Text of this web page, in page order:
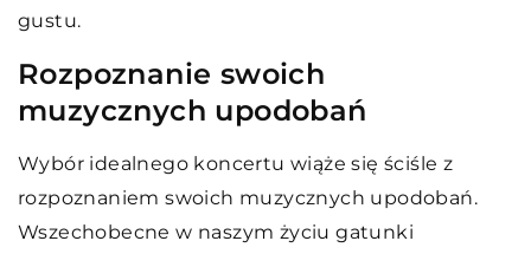
gustu.
Rozpoznanie swoich
muzycznych upodobań
Wybór idealnego koncertu wiąże się ściśle z
rozpoznaniem swoich muzycznych upodobań.
Wszechobecne w naszym życiu gatunki